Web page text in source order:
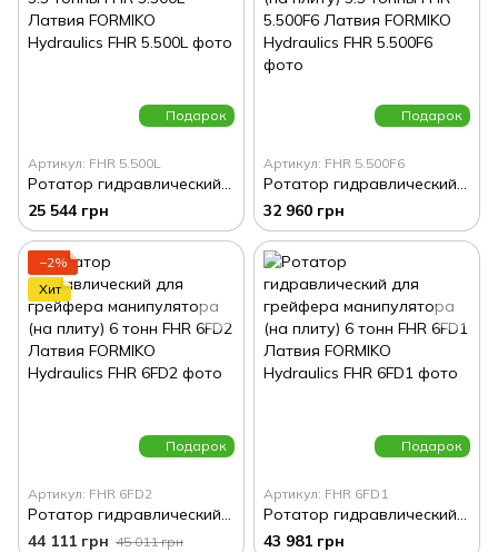
Подарок
Артикул: FHR 5.500L
25 544 грн
Подарок
Артикул: FHR 5.500F6
32 960 грн
Подарок
−2%
Хит
Артикул: FHR 6FD2
44 111 грн 45 011 грн
Подарок
Артикул: FHR 6FD1
43 981 грн